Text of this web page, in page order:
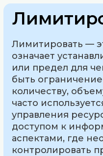
Лимитировать —
означает
или предел для
быть
количеству,
часто
управления
доступом к
аспектами, где
контролировать